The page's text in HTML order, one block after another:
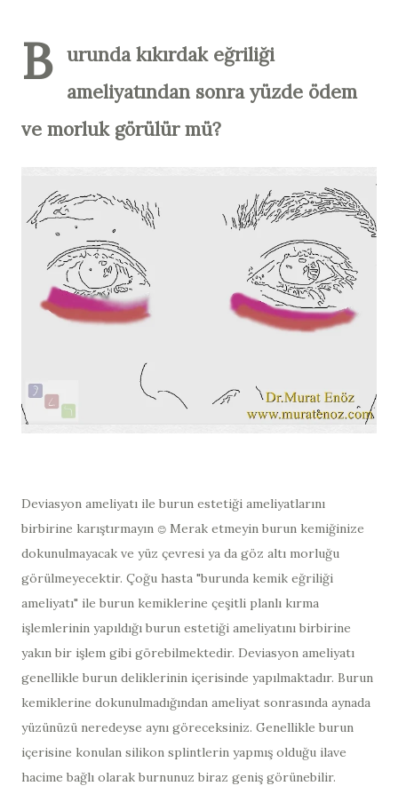
B urunda kıkırdak eğriliği
ameliyatından sonra yüzde ödem
ve morluk görülür mü?
Deviasyon ameliyatı ile burun estetiği ameliyatlarını
birbirine karıştırmayın 😊 Merak etmeyin burun kemiğinize
dokunulmayacak ve yüz çevresi ya da göz altı morluğu
görülmeyecektir. Çoğu hasta "burunda kemik eğriliği
ameliyatı" ile burun kemiklerine çeşitli planlı kırma
işlemlerinin yapıldığı burun estetiği ameliyatını birbirine
yakın bir işlem gibi görebilmektedir. Deviasyon ameliyatı
genellikle burun deliklerinin içerisinde yapılmaktadır. Burun
kemiklerine dokunulmadığından ameliyat sonrasında aynada
yüzünüzü neredeyse aynı göreceksiniz. Genellikle burun
içerisine konulan silikon splintlerin yapmış olduğu ilave
hacime bağlı olarak burnunuz biraz geniş görünebilir.